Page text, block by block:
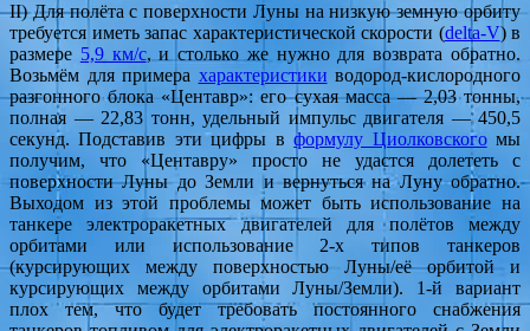
II) Для полёта с поверхности Луны на низкую земную орбиту
требуется иметь запас характеристической скорости (delta-V) в
размере 5,9 км/с, и столько же нужно для возврата обратно.
Возьмём для примера характеристики водород-кислородного
разгонного блока «Центавр»: его сухая масса — 2,03 тонны,
полная — 22,83 тонн, удельный импульс двигателя — 450,5
секунд. Подставив эти цифры вформулу Циолковскогомы
получим, что «Центавру» просто не удастся долететь с
поверхности Луны до Земли и вернуться на Луну обратно.
Выходом из этой проблемы может быть использование на
танкере электроракетных двигателей для полётов между
орбитами или использование 2-х типов танкеров
(курсирующих между поверхностью Луны/её орбитой и
курсирующих между орбитами Луны/Земли). 1-й вариант
плох тем, что будет требовать постоянного снабжения